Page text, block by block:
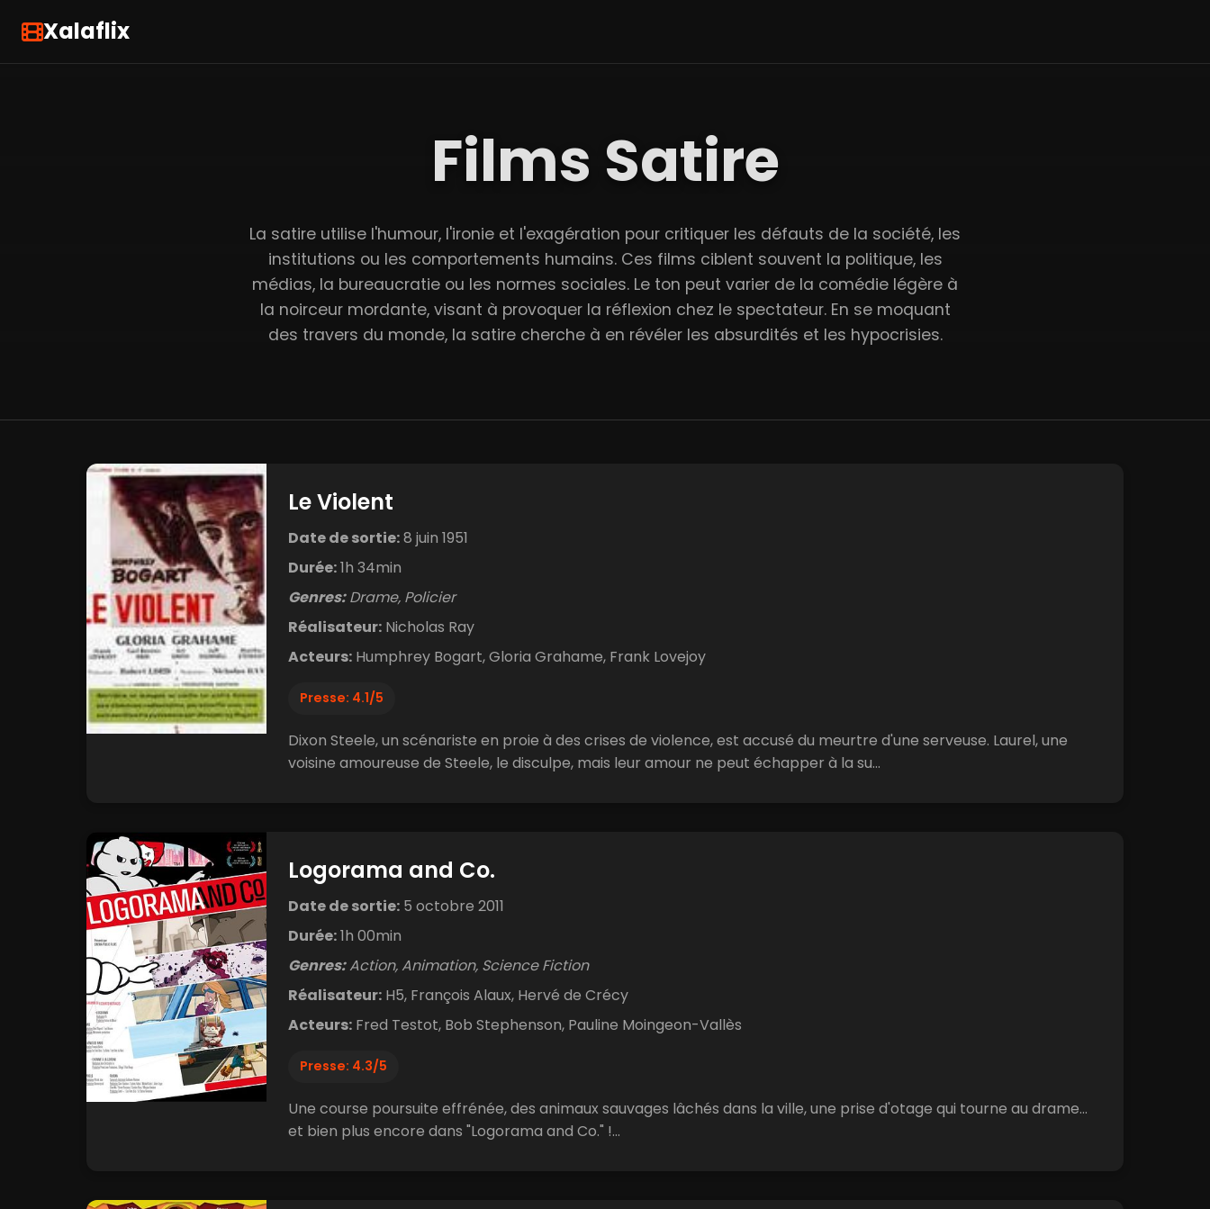
Xalaflix
Films Satire
La satire utilise l'humour, l'ironie et l'exagération pour critiquer les défauts de la société, les
institutions ou les comportements humains. Ces films ciblent souvent la politique, les
médias, la bureaucratie ou les normes sociales. Le ton peut varier de la comédie légère à
la noirceur mordante, visant à provoquer la réflexion chez le spectateur. En se moquant
des travers du monde, la satire cherche à en révéler les absurdités et les hypocrisies.
Le Violent
Date de sortie:8 juin 1951
Durée:1h 34min
Genres:Drame, Policier
Réalisateur: Nicholas Ray
Acteurs: Humphrey Bogart, Gloria Grahame, Frank Lovejoy
Presse: 4.1/5
Dixon Steele, un scénariste en proie à des crises de violence, est accusé du meurtre d'une serveuse. Laurel, une
voisine amoureuse de Steele, le disculpe, mais leur amour ne peut échapper à la su...
Logorama and Co.
Date de sortie: 5 octobre 2011
Durée:1h 00min
Genres:Action, Animation, Science Fiction
Réalisateur: H5, François Alaux, Hervé de Crécy
Acteurs: Fred Testot, Bob Stephenson, Pauline Moingeon-Vallès
Presse: 4.3/5
Une course poursuite effrénée, des animaux sauvages lâchés dans la ville, une prise d'otage qui tourne au drame...
et bien plus encore dans "Logorama and Co." !...